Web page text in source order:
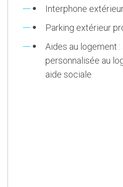
Interphone
Parking extérieur
Aides au logement
personnalisée au
aide sociale